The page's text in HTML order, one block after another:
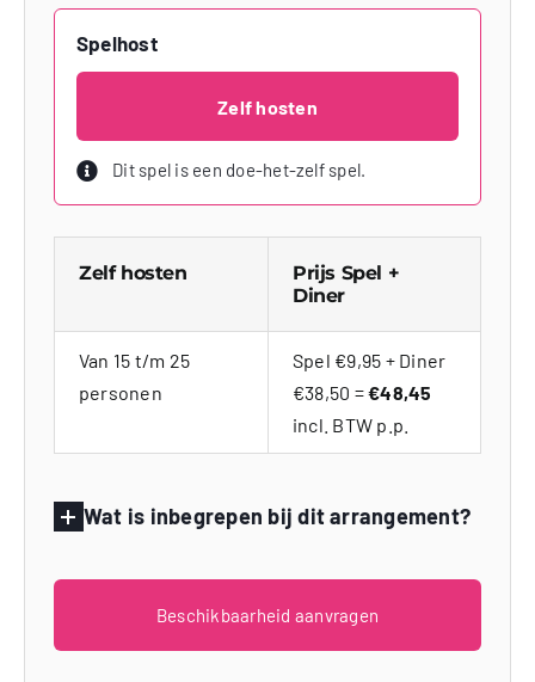
Spelhost
Zelf hosten
Dit spel is een doe-het-zelf spel.
Zelf hosten
Prijs Spel +
Diner
Van 15 t/m 25
personen
Spel €9,95 + Diner
€38,50 =€48,45
incl. BTW p.p.
Wat is inbegrepen bij dit arrangement?
Beschikbaarheid aanvragen